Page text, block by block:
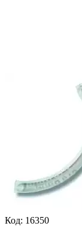
Код: 16350